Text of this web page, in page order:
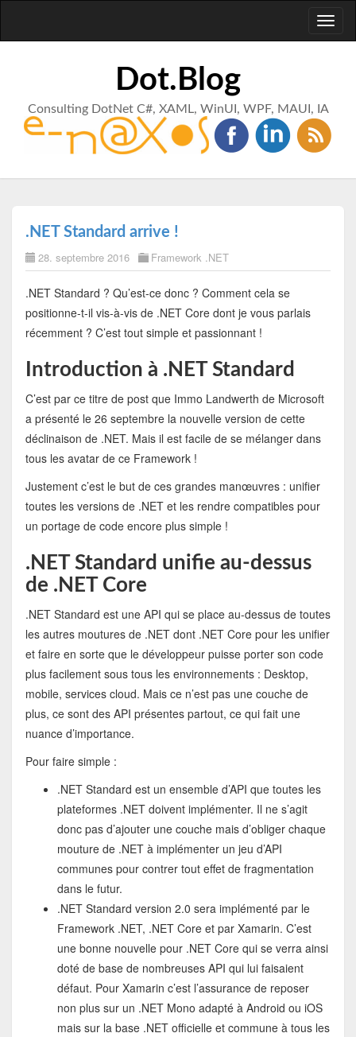
Dot.Blog
Consulting DotNet C#, XAML, WinUI, WPF, MAUI, IA
.NET Standard arrive !
28. septembre 2016 Framework .NET
.NET Standard ? Qu’est-ce donc ? Comment cela se
positionne-t-il vis-à-vis de .NET Core dont je vous parlais
récemment ? C’est tout simple et passionnant !
Introduction à .NET Standard
C’est par ce titre de post que Immo Landwerth de Microsoft
a présenté le 26 septembre la nouvelle version de cette
déclinaison de .NET. Mais il est facile de se mélanger dans
tous les avatar de ce Framework !
Justement c’est le but de ces grandes manœuvres : unifier
toutes les versions de .NET et les rendre compatibles pour
un portage de code encore plus simple !
.NET Standard unifie au-dessus
de .NET Core
.NET Standard est une API qui se place au-dessus de toutes
les autres moutures de .NET dont .NET Core pour les unifier
et faire en sorte que le développeur puisse porter son code
plus facilement sous tous les environnements : Desktop,
mobile, services cloud. Mais ce n’est pas une couche de
plus, ce sont des API présentes partout, ce qui fait une
nuance d’importance.
Pour faire simple :
.NET Standard est un ensemble d’API que toutes les
plateformes .NET doivent implémenter. Il ne s’agit
donc pas d’ajouter une couche mais d’obliger chaque
mouture de .NET à implémenter un jeu d’API
communes pour contrer tout effet de fragmentation
dans le futur.
.NET Standard version 2.0 sera implémenté par le
Framework .NET, .NET Core et par Xamarin. C’est
une bonne nouvelle pour .NET Core qui se verra ainsi
doté de base de nombreuses API qui lui faisaient
défaut. Pour Xamarin c’est l’assurance de reposer
non plus sur un .NET Mono adapté à Android ou iOS
mais sur la base .NET officielle et commune à tous les